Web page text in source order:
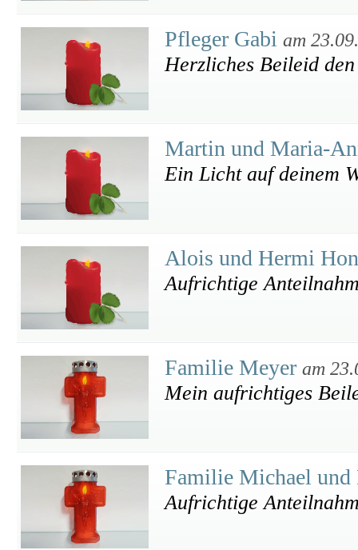
Pfleger Gabi am
Herzliches Beileid
Martin und Maria-
Ein Licht auf deinem
Alois und Hermi
Aufrichtige
Familie Meyer am
Mein aufrichtiges
Familie Michael
Aufrichtige